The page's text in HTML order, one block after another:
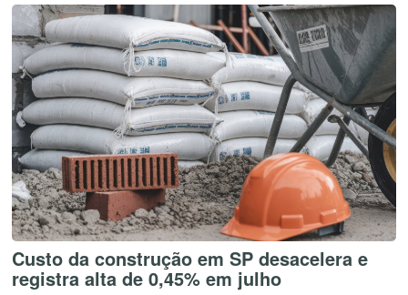
Custo da construção em SP desacelera e
registra alta de 0,45% em julho